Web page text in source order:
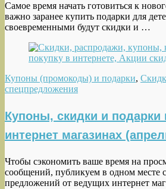
Самое время начать готовиться к
важно заранее купить подарки для
своевременными будут скидки и …
Купоны (промокоды) и подарки,
спецпредложения
Купоны, скидки и подарки
интернет магазинах
Чтобы сэкономить ваше время на
сообщений, публикуем в одном месте
предложений от ведущих интернет